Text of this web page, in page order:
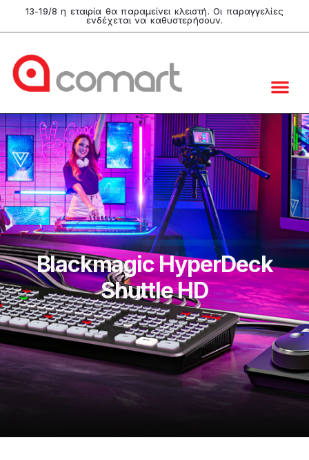
13-19/8 η εταιρία θα παραμείνει κλειστή. Οι παραγγελίες
ενδέχεται να καθυστερήσουν.
Blackmagic HyperDeck
Shuttle HD